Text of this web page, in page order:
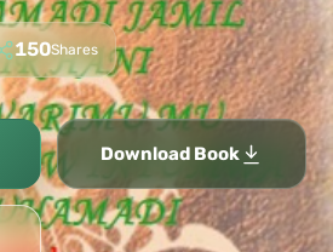
150Shares
Download Book